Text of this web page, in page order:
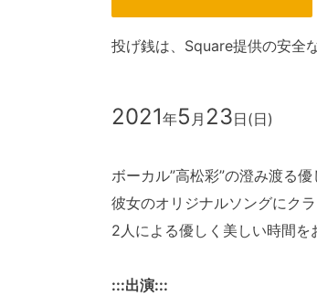
投げ銭は、Square提供の安全
2021年5 月 23日(日)
ボーカル”高松彩”の澄み渡る優
彼女のオリジナルソングにク
2人による優しく美しい時間を
:::出演:::